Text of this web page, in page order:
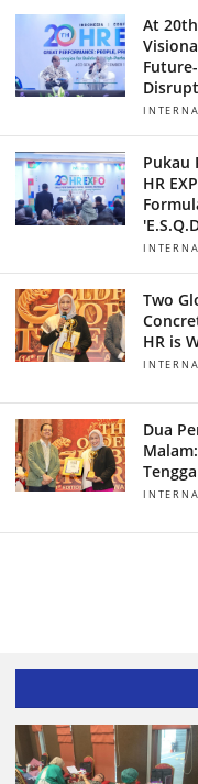
At
Pukau
HR
Two
HR is
Dua